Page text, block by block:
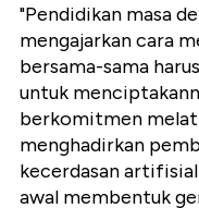
"Pendidikan masa
mengajarkan cara
bersama-sama
untuk
berkomitmen
menghadirkan
kecerdasan artifisial
awal membentuk